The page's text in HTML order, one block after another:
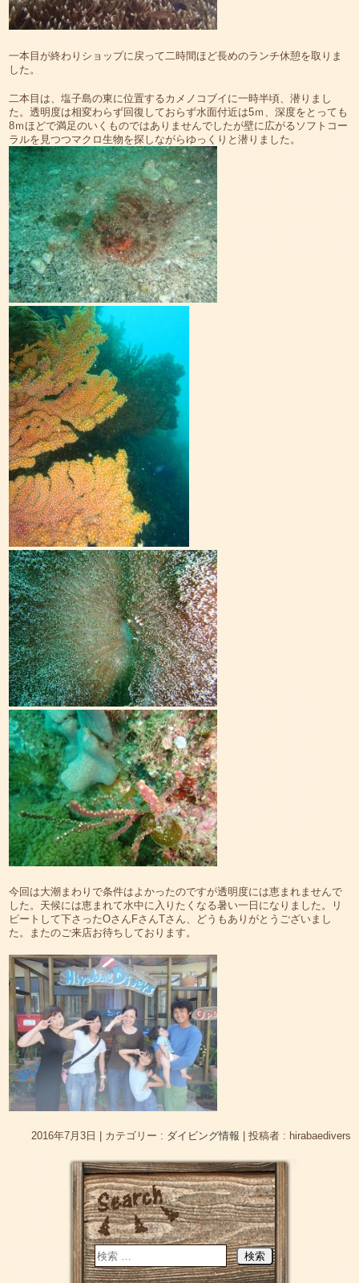
一本目が終わりショップに戻って二時間ほど長めのランチ休憩を取りま
した。
二本目は、塩子島の東に位置するカメノコブイに一時半頃、潜りまし
た。透明度は相変わらず回復しておらず水面付近は5ｍ、深度をとっても
8ｍほどで満足のいくものではありませんでしたが壁に広がるソフトコー
ラルを見つつマクロ生物を探しながらゆっくりと潜りました。
今回は大潮まわりで条件はよかったのですが透明度には恵まれませんで
した。天候には恵まれて水中に入りたくなる暑い一日になりました。リ
ピートして下さったOさんFさんTさん、どうもありがとうございまし
た。またのご来店お待ちしております。
2016年7月3日 カテゴリー : ダイビング情報 投稿者 : hirabaedivers